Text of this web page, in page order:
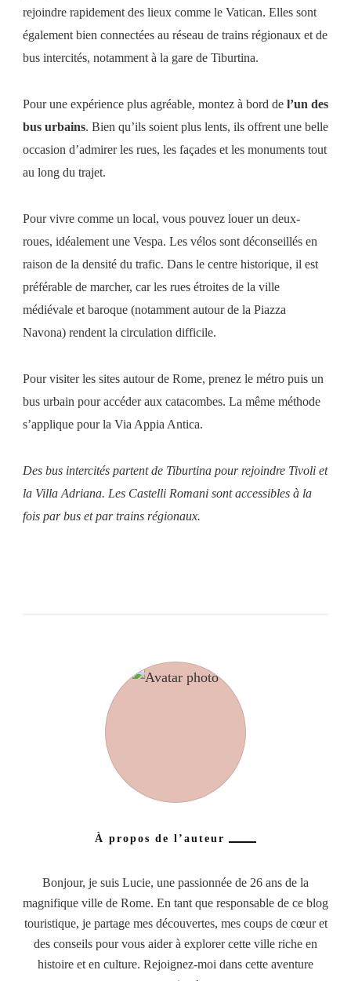
rejoindre rapidement des lieux comme le Vatican. Elles sont
également bien connectées au réseau de trains régionaux et de
bus intercités, notamment à la gare de Tiburtina.
Pour une expérience plus agréable, montez à bord de l’un des
bus urbains. Bien qu’ils soient plus lents, ils offrent une belle
occasion d’admirer les rues, les façades et les monuments tout
au long du trajet.
Pour vivre comme un local, vous pouvez louer un deux-
roues, idéalement une Vespa. Les vélos sont déconseillés en
raison de la densité du trafic. Dans le centre historique, il est
préférable de marcher, car les rues étroites de la ville
médiévale et baroque (notamment autour de la Piazza
Navona) rendent la circulation difficile.
Pour visiter les sites autour de Rome, prenez le métro puis un
bus urbain pour accéder aux catacombes. La même méthode
s’applique pour la Via Appia Antica.
Des bus intercités partent de Tiburtina pour rejoindre Tivoli et
la Villa Adriana. Les Castelli Romani sont accessibles à la
fois par bus et par trains régionaux.
À propos de l’auteur
Bonjour, je suis Lucie, une passionnée de 26 ans de la
magnifique ville de Rome. En tant que responsable de ce blog
touristique, je partage mes découvertes, mes coups de cœur et
des conseils pour vous aider à explorer cette ville riche en
histoire et en culture. Rejoignez-moi dans cette aventure